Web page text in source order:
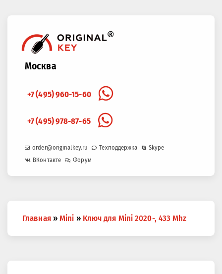
Москва
+7 (495) 960-15-60
+7 (495) 978-87-65
order@originalkey.ru Техподдержка
Skype
ВКонтакте
Форум
здесь
Главная » Mini » Ключ для Mini 2020-, 433 Mhz